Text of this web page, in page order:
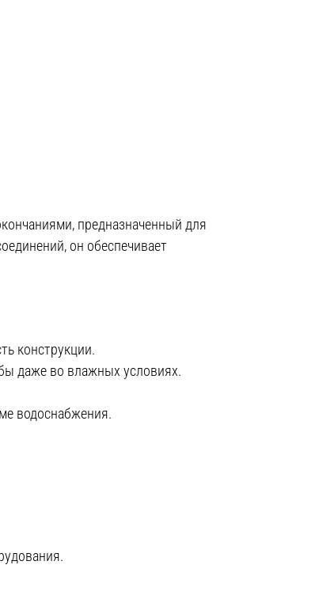
предназначенный для
он обеспечивает
конструкции.
даже во влажных условиях.
водоснабжения.